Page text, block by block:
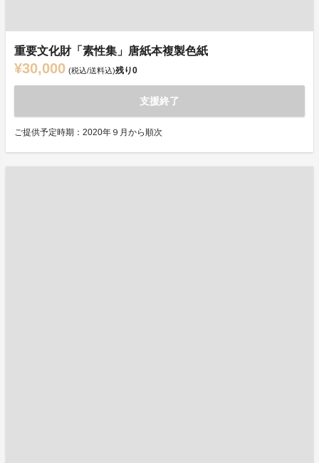
重要文化財「素性集」唐紙本複製色紙
¥30,000 (税込/送料込)残り0
支援終了
ご提供予定時期：2020年９月から順次